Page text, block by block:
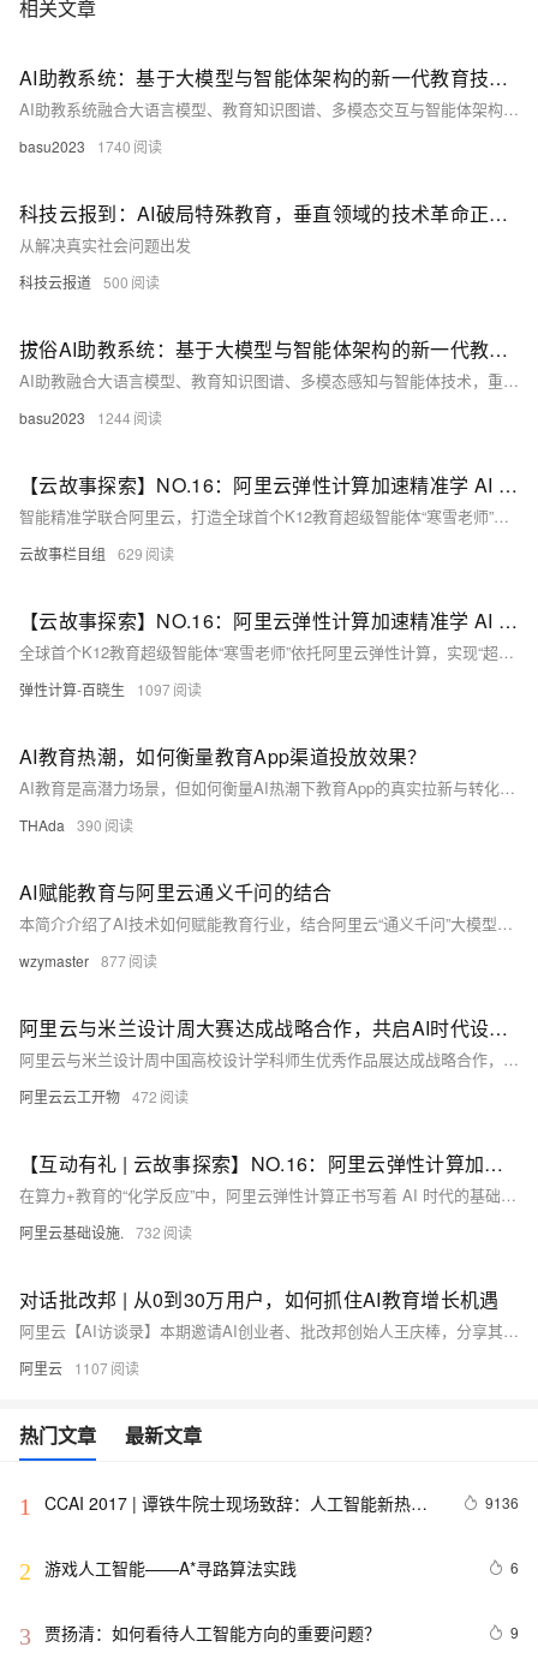
相关文章
AI助教系统：基于大模型与智能体架构的新一代教育技术引擎
AI助教系统融合大语言模型、教育知识图谱、多模态交互与智能体架构，实现精准学情诊断、个性化辅导与主动教学。支持图文语音输入，本地化部署保障隐私，重构“教、学、评、辅”全链路，推动因材施教落地，助力教育数字化转型。（238字）
basu2023 1740
科技云报到：AI破局特殊教育，垂直领域的技术革命正在发生
从解决真实社会问题出发
科技云报道 500
拔俗AI助教系统：基于大模型与智能体架构的新一代教育技术引擎
AI助教融合大语言模型、教育知识图谱、多模态感知与智能体技术，重构“教、学、评、辅”全链路。通过微调LLM、精准诊断错因、多模态交互与自主任务规划，实现个性化教学。轻量化部署与隐私保护设计保障落地安全，未来将向情感感知与教育深度协同演进。（238字）
basu2023 1244
【云故事探索】NO.16：阿里云弹性计算加速精准学 AI 教育普惠落地
智能精准学联合阿里云，打造全球首个K12教育超级智能体“寒雪老师”，依托弹性计算实现AI一对一教育普惠愿景。面对实时交互与流量潮汐挑战，借助阿里云算力实现低延迟、高并发服务，保障千万学子流畅学习体验。
云故事栏目组 629
【云故事探索】NO.16：阿里云弹性计算加速精准学 AI 教育普惠落地
全球首个K12教育超级智能体“寒雪老师”依托阿里云弹性计算，实现“超拟人”教学与教育普惠。智能精准学通过AI技术提供个性化学习方案，借助学习机等产品实现语音交互、答疑解惑，助力每个孩子拥有终身学习能力。面对实时交互与流量潮汐挑战，阿里云ECS与GPU算力保障低延迟、高并发服务稳定运行，实现30秒内弹性扩容，确保业务连续性。从实验室到千万课堂，算力支撑寒雪老师从城市到山区，推动AI教育公平发展。
弹性计算-百晓生 1097
AI教育热潮，如何衡量教育App渠道投放效果？
AI教育是高潜力场景，但如何衡量AI热潮下教育App的真实拉新与转化效果呢？
THAda 390
AI赋能教育与阿里云通义千问的结合
本简介介绍了AI技术如何赋能教育行业，结合阿里云“通义千问”大模型，助力海豚大数据及人工智能实验平台实现个性化教学、智能答疑与资源优化，推动高校与企业人才培养模式革新，构建终身学习生态体系。
wzymaster 877
阿里云与米兰设计周大赛达成战略合作，共启AI时代设计教育新篇章丨云工开物
阿里云与米兰设计周中国高校设计学科师生优秀作品展达成战略合作，推动AI技术与艺术设计融合。赛事收到来自1759所高校的27万件作品，累计65万件，参赛人数超120万。专项赛设5大赛项，吸引720多所院校参与，投稿超9700件。阿里云提供免费算力和AIGC工具支持，助力“AI+乡村振兴”等创新设计，推动文旅产业发展与教育数字化升级。
阿里云云工开物 472
【互动有礼 | 云故事探索】NO.16：阿里云弹性计算加速精准学 AI 教育普惠落地
在算力+教育的“化学反应”中，阿里云弹性计算正书写着 AI 时代的基础设施故事，以不变之初心，应万变之创新。
阿里云基础设施. 732
对话批改邦 | 从0到30万用户，如何抓住AI教育增长机遇
阿里云【AI访谈录】本期邀请AI创业者、批改邦创始人王庆棒，分享其团队如何通过AI技术打造教育场景下的教学助手。批改邦以作文批改切入教育行业，上线一年用户突破30万，付费转化率超30%。王庆棒围绕AI如何标准化主观评价、大模型在教育中的落地趋势、未来“杀手级AI应用”的形态等话题，分享一线实战经验。
阿里云 1107
热门文章 最新文章
1
CCAI 2017 | 谭铁牛院士现场致辞：人工智能新热潮
9136
2 游戏人工智能——A*寻路算法实践 6
3 贾扬清：如何看待人工智能方向的重要问题？ 9